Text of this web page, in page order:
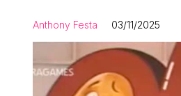
Anthony Festa 03/11/2025